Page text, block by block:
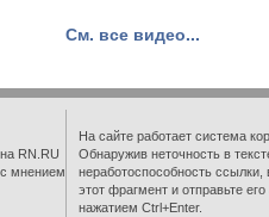
См. все видео...
RN.RU
мнением
На сайте работает система
Обнаружив неточность в
неработоспособность ссылки,
этот фрагмент и отправьте
нажатием Ctrl+Enter.